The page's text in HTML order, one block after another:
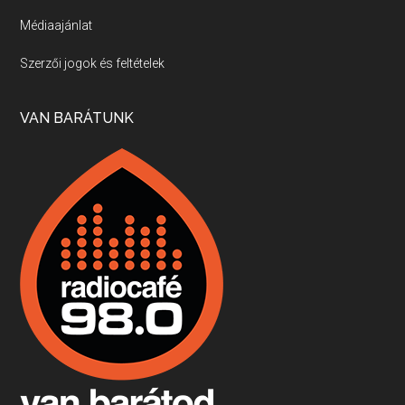
Villány, kékfrankos, Jackfall
Apr 17, 2026 • 00:35:38
Boston, teadélután, bab és homár
Apr 9, 2026 • 00:37:17
Fermentáljunk, a testünk meghálálja!
Apr 3, 2026 • 00:36:07
Médiaajánlat
Szerzői jogok és feltételek
VAN BARÁTUNK